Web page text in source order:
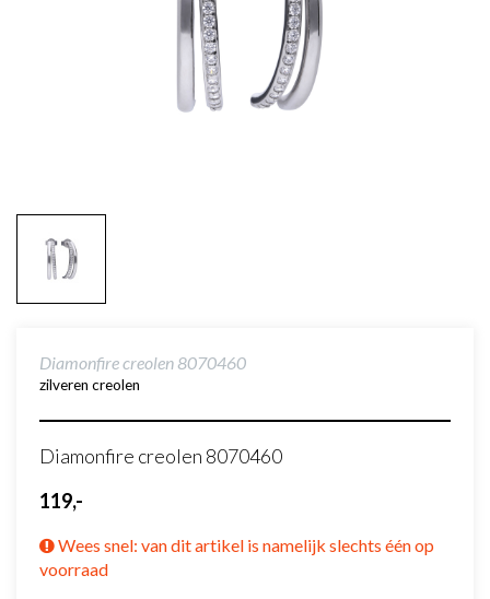
Diamonfire creolen 8070460
zilveren creolen
Diamonfire creolen 8070460
119,-
Wees snel: van dit artikel is namelijk slechts één op
voorraad